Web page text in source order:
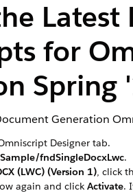
for
Spring
Generation
Designer tab.
fndSingleDocxLwc.
(LWC) (Version 1), click
again and click Activate.